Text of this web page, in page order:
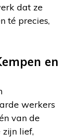
dat ze
té precies,
en
werkers
van de
zijn lief,